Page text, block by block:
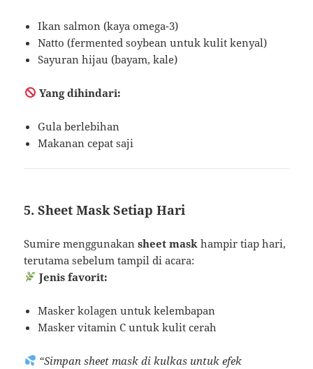
Ikan salmon (kaya omega-3)
Natto (fermented soybean untuk kulit kenyal)
Sayuran hijau (bayam, kale)
Yang dihindari:
Gula berlebihan
Makanan cepat saji
5. Sheet Mask Setiap Hari
Sumire menggunakansheet mask hampir tiap hari,
terutama sebelum tampil di acara:
Jenis favorit:
Masker kolagen untuk kelembapan
Masker vitamin C untuk kulit cerah
“Simpan sheet mask di kulkas untuk efek